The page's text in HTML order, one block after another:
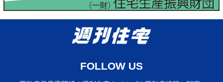
FOLLOW US